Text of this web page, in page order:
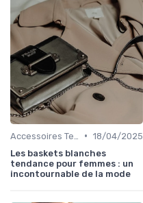
• 18/04/2025
Les baskets blanches
tendance pour femmes : un
incontournable de la mode